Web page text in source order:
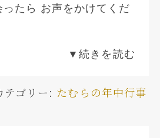
たら お声をかけてくだ
▼続きを読む
テゴリー: たむらの年中行事